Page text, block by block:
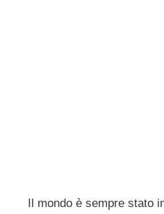
Il mondo è sempre stato